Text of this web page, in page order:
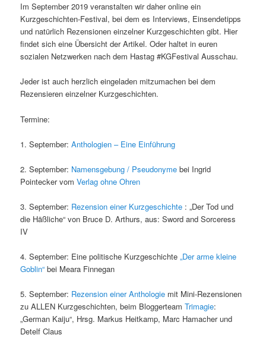
Im September 2019 veranstalten wir daher online ein
Kurzgeschichten-Festival, bei dem es Interviews, Einsendetipps
und natürlich Rezensionen einzelner Kurzgeschichten gibt. Hier
findet sich eine Übersicht der Artikel. Oder haltet in euren
sozialen Netzwerken nach dem Hastag #KGFestival Ausschau.
Jeder ist auch herzlich eingeladen mitzumachen bei dem
Rezensieren einzelner Kurzgeschichten.
Termine:
1. September:Anthologien – Eine Einführung
2. September: Namensgebung / Pseudonyme bei Ingrid
Pointecker vomVerlag ohne Ohren
3. September: Rezension einer Kurzgeschichte : „Der Tod und
die Häßliche“ von Bruce D. Arthurs, aus: Sword and Sorceress
IV
4. September: Eine politische Kurzgeschichte„Der arme kleine
Goblin“ bei Meara Finnegan
5. September: Rezension einer Anthologie mit Mini-Rezensionen
zu ALLEN Kurzgeschichten, beim BloggerteamTrimagie:
„German Kaiju“, Hrsg. Markus Heitkamp, Marc Hamacher und
Detelf Claus